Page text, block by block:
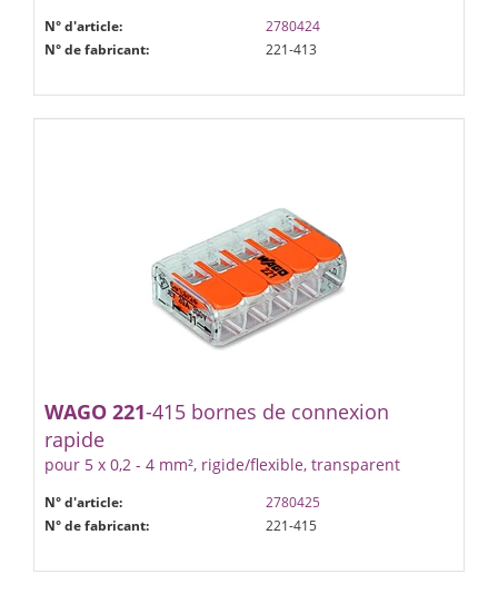
N° d'article:
2780424
N° de fabricant:
221-413
WAGO 221-415 bornes de connexion
rapide
pour 5 x 0,2 - 4 mm², rigide/flexible, transparent
N° d'article:
2780425
N° de fabricant:
221-415